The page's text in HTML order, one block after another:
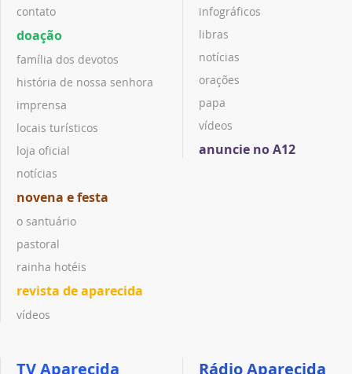
contato
doação
família dos devotos
história de nossa senhora
imprensa
locais turísticos
loja oficial
notícias
novena e festa
o santuário
pastoral
rainha hotéis
revista de aparecida
vídeos
infográficos
libras
notícias
orações
papa
vídeos
anuncie no A12
TV Aparecida Rádio Aparecida